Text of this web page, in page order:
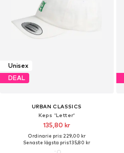
Unisex
DEAL
URBAN CLASSICS
Keps 'Letter'
135,80 kr
Ordinarie pris: 229,00 kr
Senaste lägsta pris:135,80 kr